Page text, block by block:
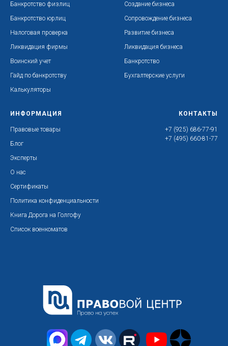
Банкротство физлиц
Банкротство юрлиц
Налоговая проверка
Ликвидация фирмы
Воинский учет
Гайд по банкротству
Калькуляторы
Создание бизнеса
Сопровождение бизнеса
Развитие бизнеса
Ликвидация бизнеса
Банкротство
Бухгалтерские услуги
ИНФОРМАЦИЯ
Правовые товары
Блог
Эксперты
О нас
Сертификаты
Политика конфиденциальности
Книга Дорога на Голгофу
Список военкоматов
КОНТАКТЫ
+7 (925) 686-77-91
+7 (495) 660-81-77